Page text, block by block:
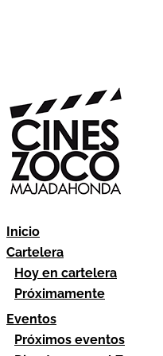
Inicio
Cartelera
Hoy en cartelera
Próximamente
Eventos
Próximos eventos